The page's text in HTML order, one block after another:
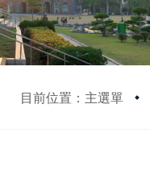
目前位置：主選單